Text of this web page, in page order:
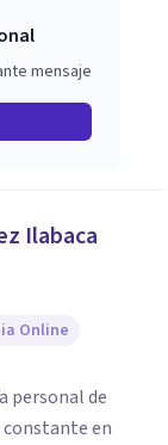
mensaje
Ilabaca
Online
personal de
constante en